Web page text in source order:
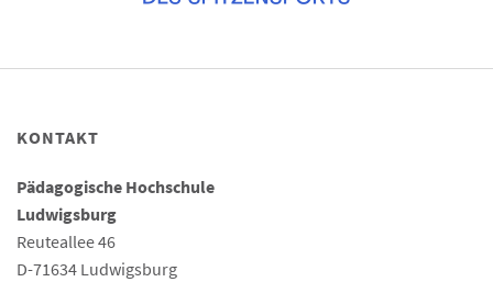
KONTAKT
Pädagogische Hochschule
Ludwigsburg
Reuteallee 46
D-71634 Ludwigsburg